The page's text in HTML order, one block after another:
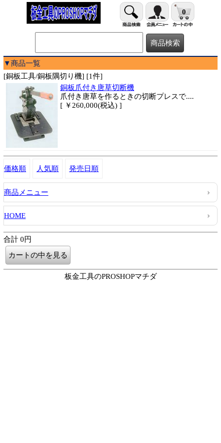
0
▼商品一覧
[銅板工具/銅板隅切り機] [1件]
銅板爪付き唐草切断機
爪付き唐草を作るときの切断プレスで....
[ ￥260,000(税込) ]
価格順 人気順 発売日順
商品メニュー
HOME
合計 0円
板金工具のPROSHOPマチダ